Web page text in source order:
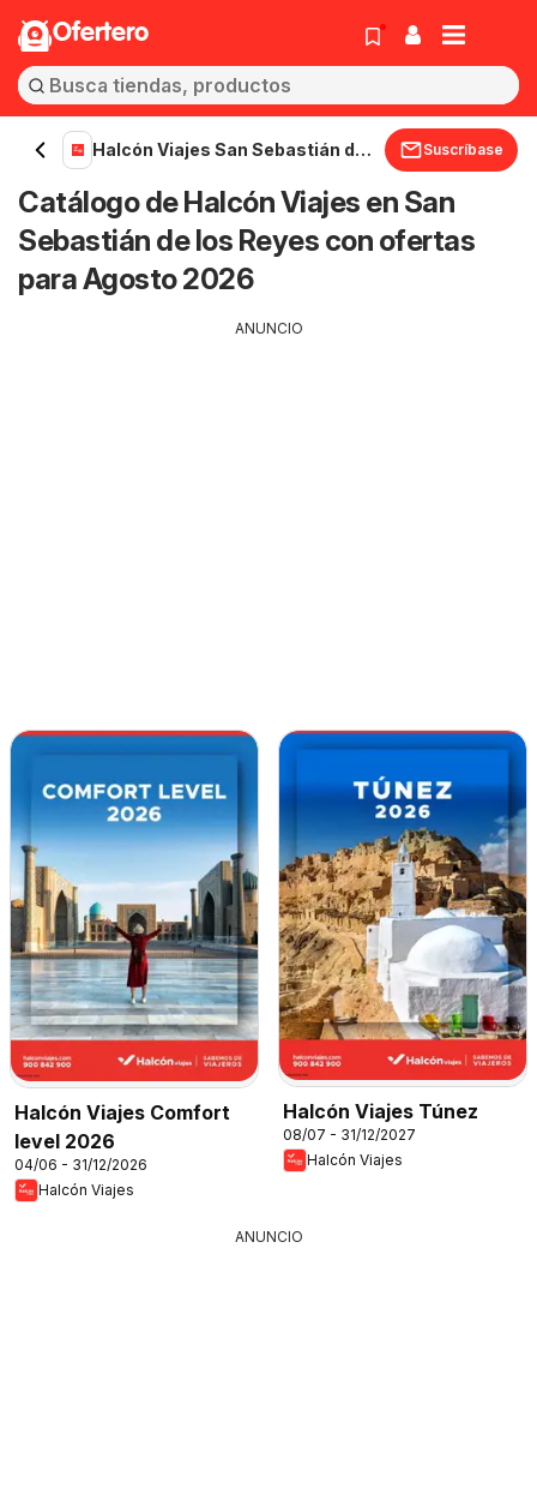
Ofertero
Halcón Viajes San Sebastián de
Suscríbase
Catálogo de Halcón Viajes en San
Sebastián de los Reyes con ofertas
para Agosto 2026
ANUNCIO
Halcón Viajes Comfort
level 2026
04/06 - 31/12/2026
Halcón Viajes
Halcón Viajes Túnez
08/07 - 31/12/2027
Halcón Viajes
ANUNCIO